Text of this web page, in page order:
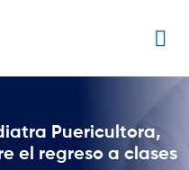
Puericultora,
el regreso a clases